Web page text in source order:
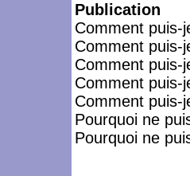
Publication
Comment puis-
Comment puis-
Comment puis-
Comment puis-
Comment puis-
Pourquoi ne
Pourquoi ne